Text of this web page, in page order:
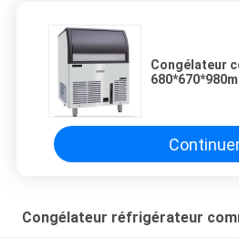
Congélateur
Congélateur réfrigérateur